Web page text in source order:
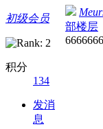
初级会员
积分
134
发消
息
部楼层